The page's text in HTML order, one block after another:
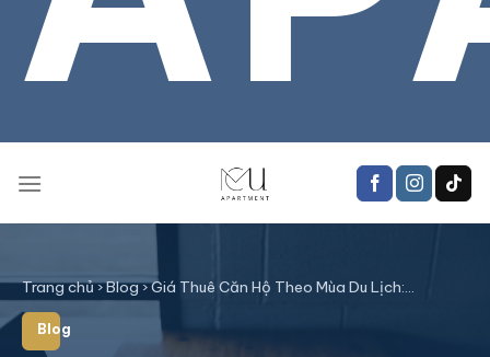
Trang chủ›Blog›Giá Thuê Căn Hộ Theo Mùa Du Lịch:…
Blog